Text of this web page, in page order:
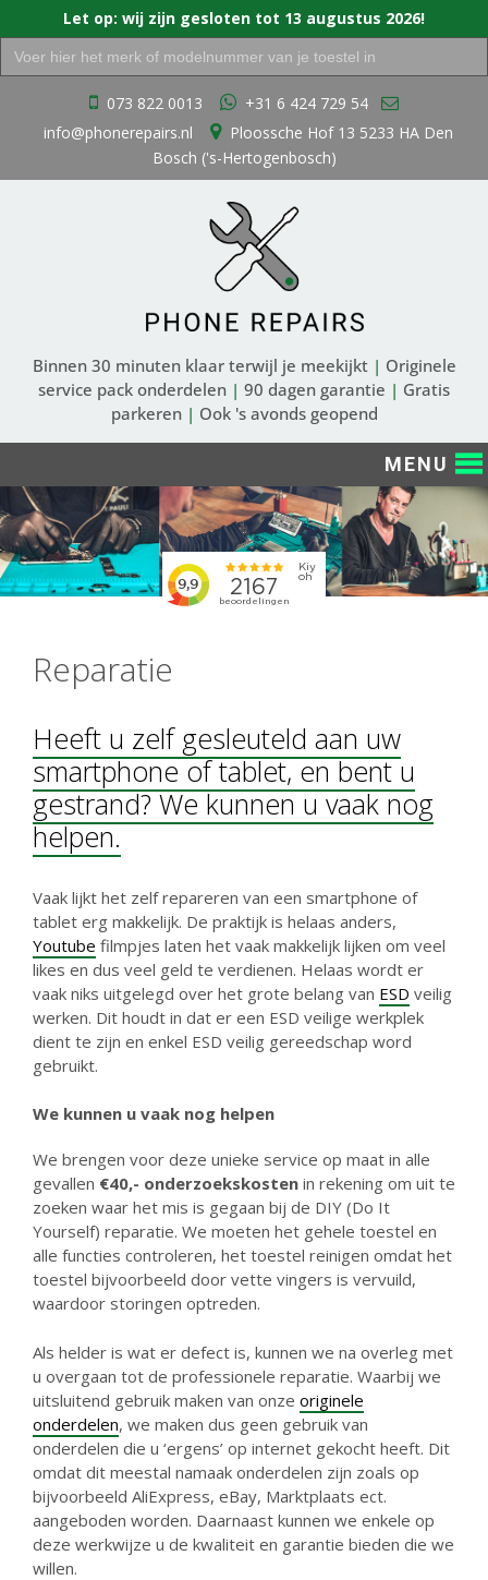
Zoek
naar:
073 822 0013
+31 6 424 729 54
info@phonerepairs.nl
Ploossche Hof 13 5233 HA Den
Bosch ('s-Hertogenbosch)
Binnen 30 minuten klaar terwijl je meekijkt | Originele
service pack onderdelen | 90 dagen garantie | Gratis
parkeren| Ook 's avonds geopend
Reparatie
Heeft u zelf gesleuteld aan uw
smartphone of tablet, en bent u
gestrand? We kunnen u vaak nog
helpen.
Vaak lijkt het zelf repareren van een smartphone of
tablet erg makkelijk. De praktijk is helaas anders,
Youtube filmpjes laten het vaak makkelijk lijken om veel
likes en dus veel geld te verdienen. Helaas wordt er
vaak niks uitgelegd over het grote belang van ESD veilig
werken. Dit houdt in dat er een ESD veilige werkplek
dient te zijn en enkel ESD veilig gereedschap word
gebruikt.
We kunnen u vaak nog helpen
We brengen voor deze unieke service op maat in alle
gevallen €40,- onderzoekskosten in rekening om uit te
zoeken waar het mis is gegaan bij de DIY (Do It
Yourself) reparatie. We moeten het gehele toestel en
alle functies controleren, het toestel reinigen omdat het
toestel bijvoorbeeld door vette vingers is vervuild,
waardoor storingen optreden.
Als helder is wat er defect is, kunnen we na overleg met
u overgaan tot de professionele reparatie. Waarbij we
uitsluitend gebruik maken van onze originele
onderdelen, we maken dus geen gebruik van
onderdelen die u ‘ergens’ op internet gekocht heeft. Dit
omdat dit meestal namaak onderdelen zijn zoals op
bijvoorbeeld AliExpress, eBay, Marktplaats ect.
aangeboden worden. Daarnaast kunnen we enkele op
deze werkwijze u de kwaliteit en garantie bieden die we
willen.
Let op: wij zijn gesloten tot 13 augustus 2026!